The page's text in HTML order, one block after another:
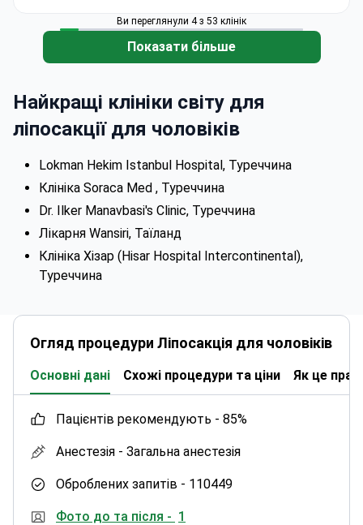
Ви переглянули 4 з 53 клінік
Показати більше
Найкращі клініки світу для
ліпосакції для чоловіків
Lokman Hekim Istanbul Hospital, Туреччина
Клініка Soraca Med , Туреччина
Dr. Ilker Manavbasi's Clinic, Туреччина
Лікарня Wansiri, Таїланд
Клініка Хізар (Hisar Hospital Intercontinental),
Туреччина
Огляд процедури Ліпосакція для чоловіків
Основні дані Схожі процедури та ціни Як це
пацієнтів рекомендують - 85%
Анестезія - Загальна анестезія
Оброблених запитів - 110449
Фото до та після - 1